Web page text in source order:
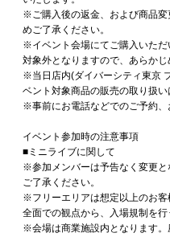
※ご購入後の返金、および商品変
めご了承ください。
※イベント会場にてご購入いた
対象外となりますので、あらかじ
※当日店内(ダイバーシティ東京
ベント対象商品の販売の取り扱い
※事前にお電話などでのご予約、
イベント参加時の注意事項
■ミニライブに関して
※参加メンバーは予告なく変更
ご了承ください。
※フリーエリアは想定以上のお
全面での観点から、入場規制を行
※会場は商業施設内となります